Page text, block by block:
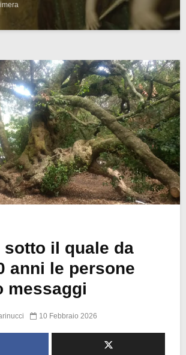
sotto il quale da
anni le persone
messaggi
10 Febbraio 2026